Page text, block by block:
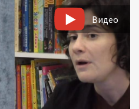
Видео